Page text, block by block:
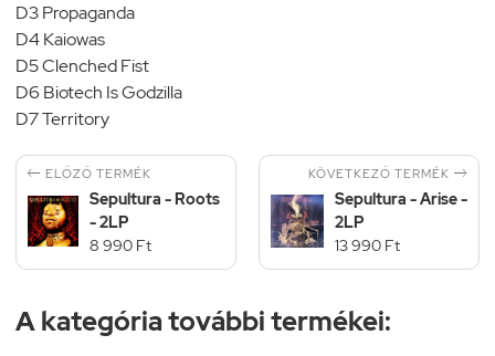
D3 Propaganda
D4 Kaiowas
D5 Clenched Fist
D6 Biotech Is Godzilla
D7 Territory
 ELŐZŐ TERMÉK
Sepultura - Roots
- 2LP
8 990 Ft
KÖVETKEZŐ TERMÉK 
Sepultura - Arise -
2LP
13 990 Ft
A kategória további termékei: